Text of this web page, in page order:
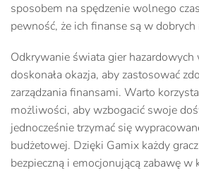
sposobem na spędzenie wolnego
pewność, że ich finanse są w dobrych
Odkrywanie świata gier hazardowych
doskonała okazja, aby zastosować
zarządzania finansami. Warto
możliwości, aby wzbogacić swoje
jednocześnie trzymać się
budżetowej. Dzięki Gamix każdy
bezpieczną i emocjonującą zabawę w